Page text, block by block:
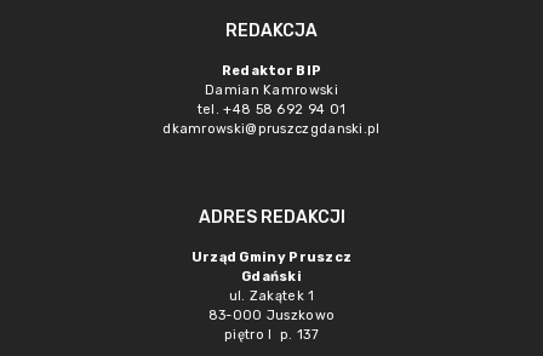
REDAKCJA
Redaktor BIP
Damian Kamrowski
tel. +48 58 692 94 01
dkamrowski@pruszczgdanski.pl
ADRES REDAKCJI
Urząd Gminy Pruszcz
Gdański
ul. Zakątek 1
83-000 Juszkowo
piętro I p. 137